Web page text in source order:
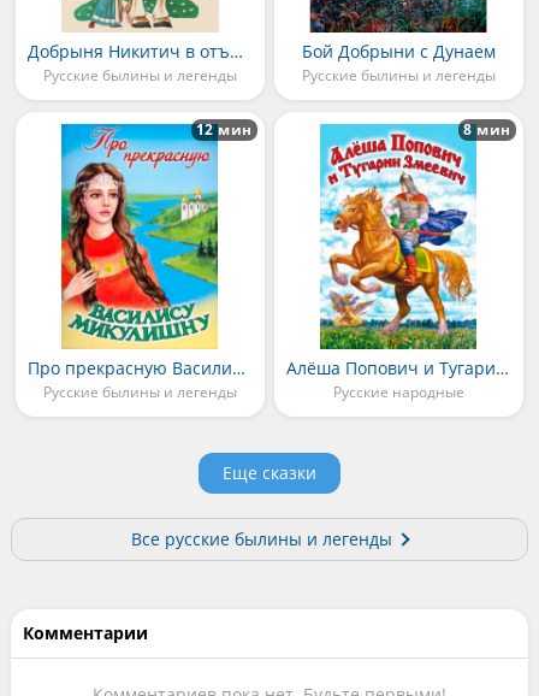
Добрыня Никитич в отъезде
Русские былины и легенды
Бой Добрыни с Дунаем
Русские былины и легенды
Про прекрасную Василису Микулишну
Русские былины и легенды
12 мин
Алёша Попович и Тугарин Змей
Русские народные
8 мин
Еще сказки
Все русские былины и легенды
Комментарии